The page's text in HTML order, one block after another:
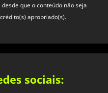
que o conteúdo não seja
apropriado(s).
sociais: